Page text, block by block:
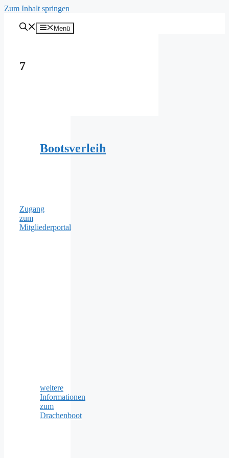
Zum Inhalt springen
Menü
7
Bootsverleih
Zugang
zum
Mitgliederportal
weitere
Informationen
zum
Drachenboot